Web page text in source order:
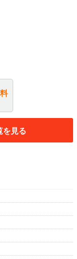
を見る